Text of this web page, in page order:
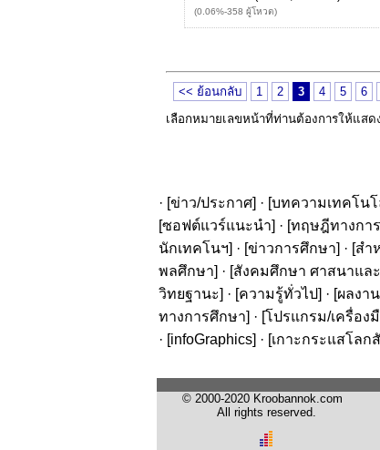
(0.06%-358 ผู้โหวต)
<< ย้อนกลับ 1 2 3 4 5 6
เลือกหมายเลขหน้าที่ท่านต้องการให้แสด
· [ข่าว/ประกาศ] · [บทความเทคโน
[ซอฟต์แวร์แนะนำ] · [ทฤษฎีทางกา
นักเทคโนฯ] · [ข่าวการศึกษา] · [สำ
พลศึกษา] · [สังคมศึกษา ศาสนาแล
วิทยฐานะ] · [ความรู้ทั่วไป] · [ผลงา
ทางการศึกษา] · [โปรแกรม/เครื่อง
· [infoGraphics] · [เกาะกระแสโล
© 2000-2020 Kroobannok.com
All rights reserved.